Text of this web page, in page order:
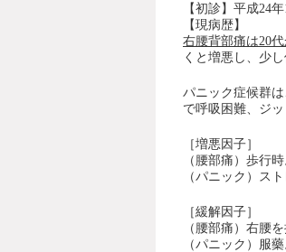
【初診】 平成24
【現病歴】
右腰背部痛は20
くと増悪し、少
パニック症候群は
で呼吸困難、ジ
［増悪因子］
（腰部痛）歩行時
（パニック）ス
［緩解因子］
（腰部痛）右腰
（パニック）服藥